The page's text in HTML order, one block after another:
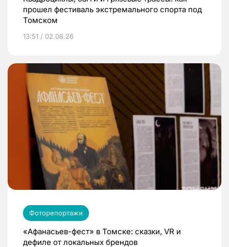
прошел фестиваль экстремального спорта под
Томском
13:51 / 02.08.26
Фоторепортажи
«Афанасьев-фест» в Томске: сказки, VR и
дефиле от локальных брендов